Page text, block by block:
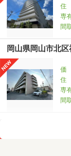
住
専
間
岡山県岡山市北区
価
住
専
間
岡山県岡山市北区